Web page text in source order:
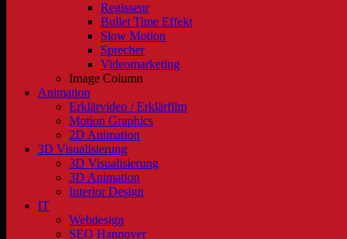
Regisseur
Bullet Time Effekt
Slow Motion
Sprecher
Videomarketing
Image Column
Animation
Erklärvideo / Erklärfilm
Motion Graphics
2D Animation
3D Visualisierung
3D Visualisierung
3D Animation
Interior Design
IT
Webdesign
SEO Hannover